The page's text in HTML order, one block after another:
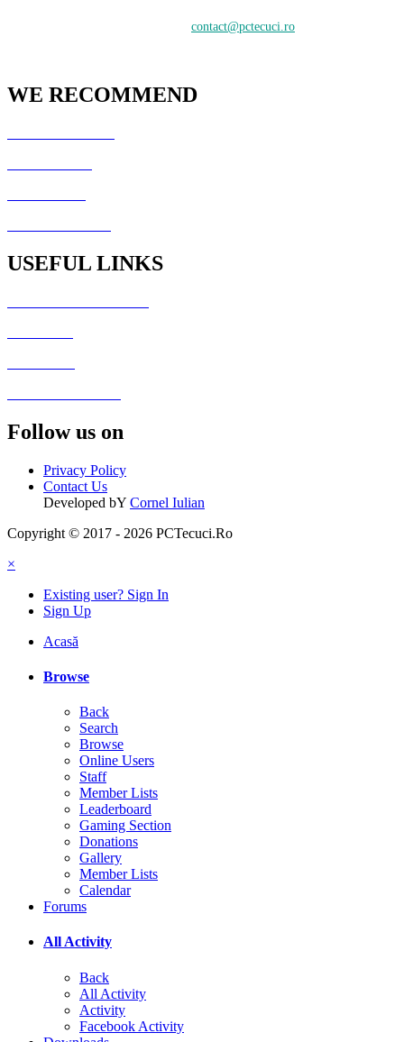
contact@pctecuci.ro
WE RECOMMEND
USEFUL LINKS
Follow us on
Privacy Policy
Contact Us
Developed bY Cornel Iulian
Copyright © 2017 - 2026 PCTecuci.Ro
×
Existing user? Sign In
Sign Up
Acasă
Browse
Back
Search
Browse
Online Users
Staff
Member Lists
Leaderboard
Gaming Section
Donations
Gallery
Member Lists
Calendar
Forums
All Activity
Back
All Activity
Activity
Facebook Activity